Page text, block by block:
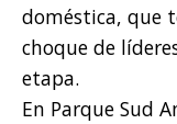
doméstica, que
choque de
etapa.
En Parque Sud